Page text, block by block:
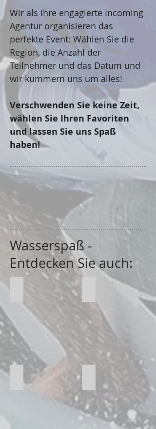
Wir als Ihre engagierte Incoming
Agentur organisieren das
perfekte Event: Wählen Sie die
Region, die Anzahl der
Teilnehmer und das Datum und
wir kümmern uns um alles!
Verschwenden Sie keine Zeit,
wählen Sie Ihren Favoriten
und lassen Sie uns Spaß
haben!
Wasserspaß -
Entdecken Sie auch:
Speedboot
Katamaran Yachting